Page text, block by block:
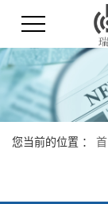
您当前的位置 ：